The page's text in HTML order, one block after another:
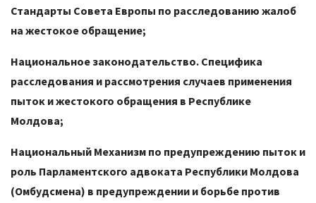
Стандарты Совета Европы по расследованию жалоб
на жестокое обращение;
Национальное законодательство. Специфика
расследования и рассмотрения случаев применения
пыток и жестокого обращения в Республике
Молдова;
Национальный Механизм по предупреждению пыток и
роль Парламентского адвоката Республики Молдова
(Омбудсмена) в предупреждении и борьбе против